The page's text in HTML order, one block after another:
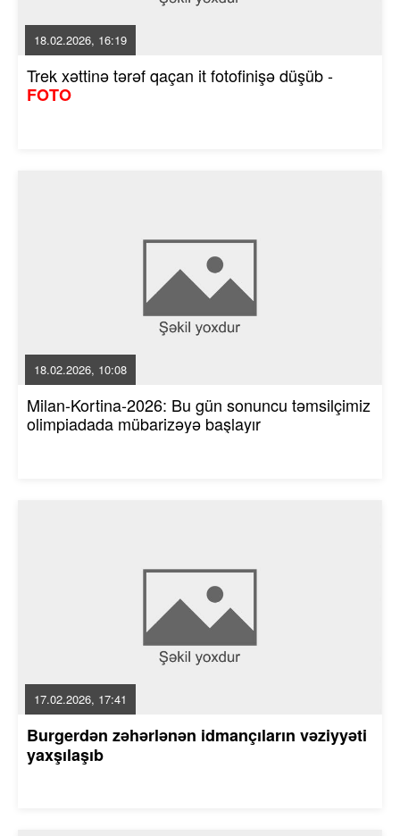
18.02.2026, 16:19
Trek xəttinə tərəf qaçan it fotofinişə düşüb -
FOTO
18.02.2026, 10:08
Milan-Kortina-2026: Bu gün sonuncu təmsilçimiz
olimpiadada mübarizəyə başlayır
17.02.2026, 17:41
Burgerdən zəhərlənən idmançıların vəziyyəti
yaxşılaşıb